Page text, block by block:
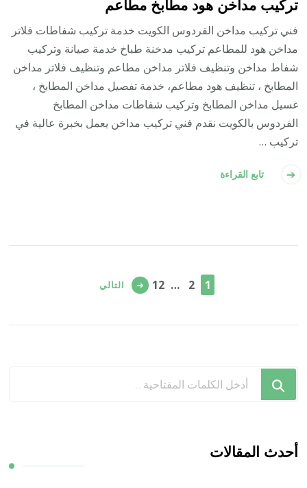
تركيب مداخن هود مطابخ مطاعم
فني تركيب مداخن الفردوس الكويت خدمة تركيب شفاطات فلاتر
مداخن هود للمطاعم تركيب مدخنة طباخ خدمة صيانة وتركيب
شفاط مداخن وتنظيف فلاتر مداخن مطاعم وتنظيف فلاتر مداخن
المطابخ ، تنظيف هود مطاعم، خدمة تفصيل مداخن المطابخ ،
غسيل مداخن المطابخ وتركيب شفاطات مداخن المطابخ
الفردوس بالكويت نقدم فني تركيب مداخن يعمل بخبرة عالية في
تركيب …
تابع القراءة
صفحة
1 صفحة
2
… صفحة
12 التالي
هل
تبحث
ما؟
أحدث المقالات